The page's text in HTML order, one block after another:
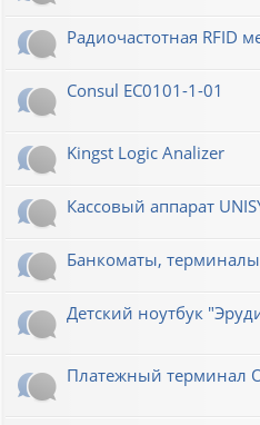
Радиочастотная RFID
Consul EC0101-1-01
Kingst Logic Analizer
Кассовый аппарат
Банкоматы,
Детский ноутбук
Платежный терминал